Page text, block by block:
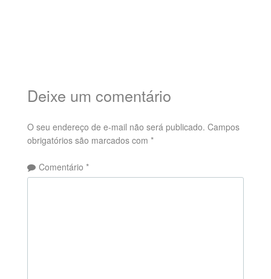
Deixe um comentário
O seu endereço de e-mail não será publicado. Campos
obrigatórios são marcados com *
Comentário *